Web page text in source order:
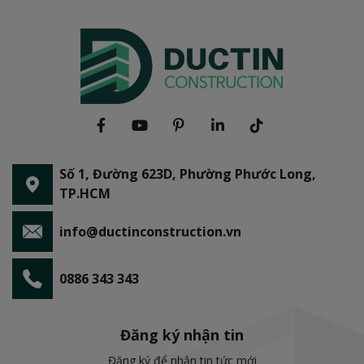
Số 1, Đường 623D, Phường Phước Long,
TP.HCM
info@ductinconstruction.vn
0886 343 343
Đăng ký nhận tin
Đăng ký để nhận tin tức mới